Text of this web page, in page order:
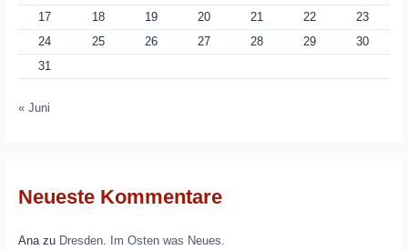
17
18 19 20 21 22
23
24
25 26 27 28 29
30
31
« Juni
Neueste Kommentare
Anazu Dresden. Im Osten was Neues.